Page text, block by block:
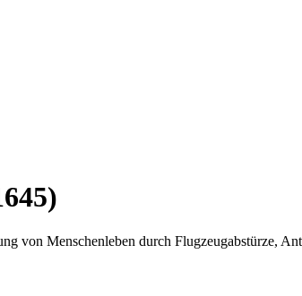
von Menschenleben durch Flugzeugabstürze,